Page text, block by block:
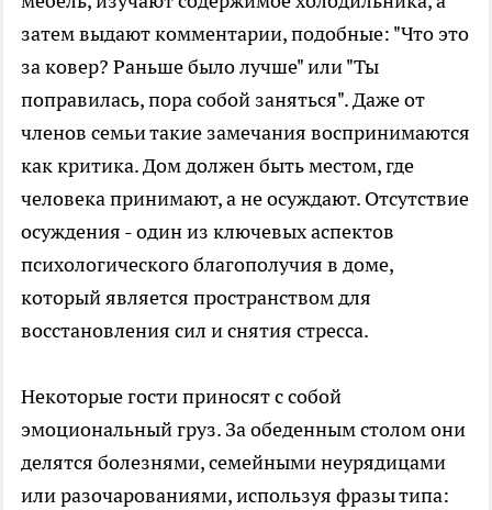
затем выдают комментарии, подобные: "Что это
за ковер? Раньше было лучше" или "Ты
поправилась, пора собой заняться". Даже от
членов семьи такие замечания воспринимаются
как критика. Дом должен быть местом, где
человека принимают, а не осуждают. Отсутствие
осуждения - один из ключевых аспектов
психологического благополучия в доме,
который является пространством для
восстановления сил и снятия стресса.
Некоторые гости приносят с собой
эмоциональный груз. За обеденным столом они
делятся болезнями, семейными неурядицами
или разочарованиями, используя фразы типа: